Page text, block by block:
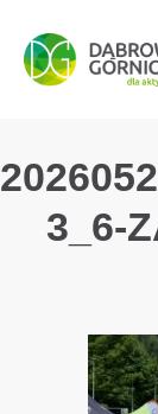
PRZEJDŹ
PRZEJDŹ
PRZEJDŹ
3_6-